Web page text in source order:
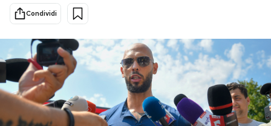
Sport
PODCAST
NEWSLETTER
Condividi